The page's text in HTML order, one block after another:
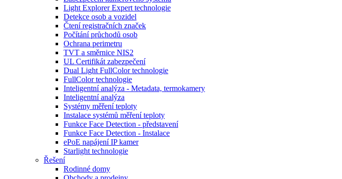
Light Explorer Expert technologie
Detekce osob a vozidel
Čtení registračních značek
Počítání průchodů osob
Ochrana perimetru
TVT a směrnice NIS2
UL Certifikát zabezpečení
Dual Light FullColor technologie
FullColor technologie
Inteligentní analýza - Metadata, termokamery
Inteligentní analýza
Systémy měření teploty
Instalace systémů měření teploty
Funkce Face Detection - představení
Funkce Face Detection - Instalace
ePoE napájení IP kamer
Starlight technologie
Řešení
Rodinné domy